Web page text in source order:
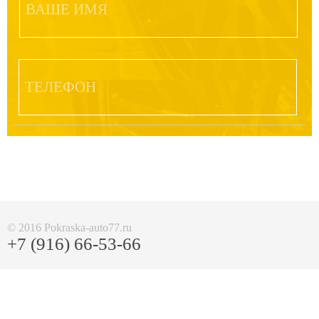
© 2016 Pokraska-auto77.ru
+7 (916) 66-53-66